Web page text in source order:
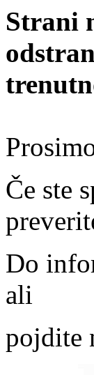
Strani
Če ste
Do
ali
pojdite